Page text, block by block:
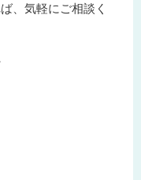
、気軽にご相談く